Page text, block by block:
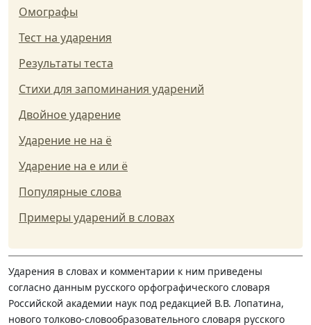
Омографы
Тест на ударения
Результаты теста
Стихи для запоминания ударений
Двойное ударение
Ударение не на ё
Ударение на е или ё
Популярные слова
Примеры ударений в словах
Ударения в словах и комментарии к ним приведены
согласно данным русского орфографического словаря
Российской академии наук под редакцией В.В. Лопатина,
нового толково-словообразовательного словаря русского